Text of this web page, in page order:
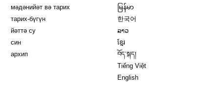
мәдәнийәт вә тарих
тарих-бүгүн
йәттә су
син
архип
မြန်မာ
한국어
ລາວ
ខ្មែរ
བོད་སྐད།
Tiếng Việt
English